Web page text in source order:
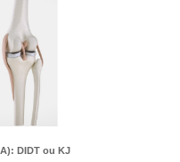
DIDT ou KJ